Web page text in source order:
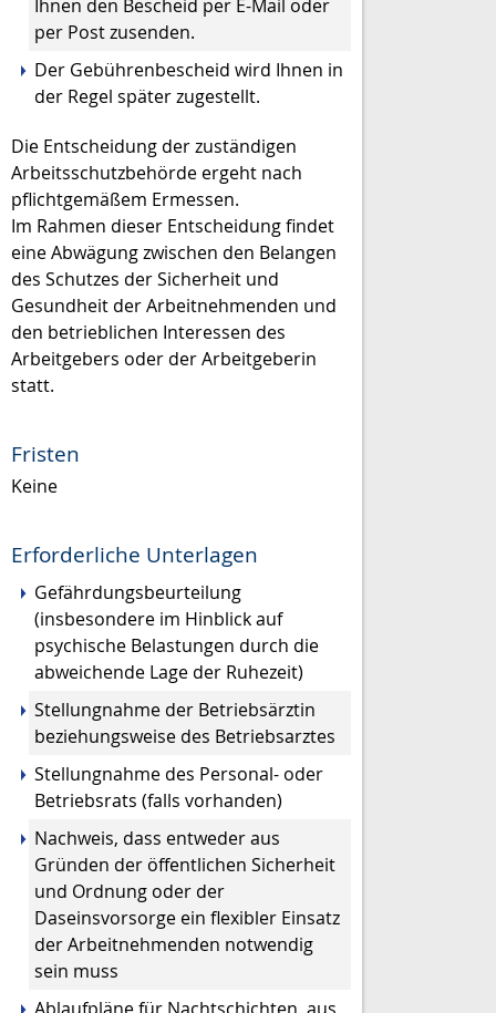
Ihnen den Bescheid per E-Mail oder
per Post zusenden.
Der Gebührenbescheid wird Ihnen in
der Regel später zugestellt.
Die Entscheidung der zuständigen
Arbeitsschutzbehörde ergeht nach
pflichtgemäßem Ermessen.
Im Rahmen dieser Entscheidung findet
eine Abwägung zwischen den Belangen
des Schutzes der Sicherheit und
Gesundheit der Arbeitnehmenden und
den betrieblichen Interessen des
Arbeitgebers oder der Arbeitgeberin
statt.
Fristen
Keine
Erforderliche Unterlagen
Gefährdungsbeurteilung
(insbesondere im Hinblick auf
psychische Belastungen durch die
abweichende Lage der Ruhezeit)
Stellungnahme der Betriebsärztin
beziehungsweise des Betriebsarztes
Stellungnahme des Personal- oder
Betriebsrats (falls vorhanden)
Nachweis, dass entweder aus
Gründen der öffentlichen Sicherheit
und Ordnung oder der
Daseinsvorsorge ein flexibler Einsatz
der Arbeitnehmenden notwendig
sein muss